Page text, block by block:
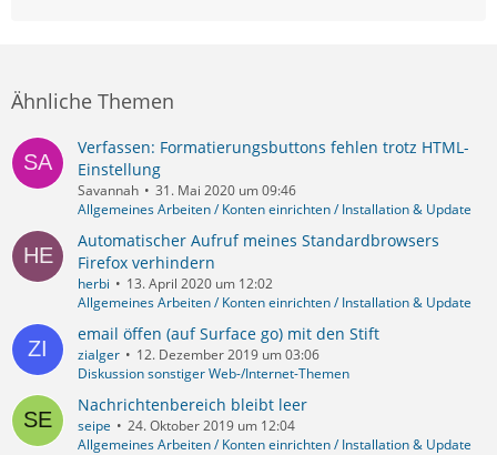
Ähnliche Themen
Verfassen: Formatierungsbuttons fehlen trotz HTML-
Einstellung
Savannah
31. Mai 2020 um 09:46
Allgemeines Arbeiten / Konten einrichten / Installation & Update
Automatischer Aufruf meines Standardbrowsers
Firefox verhindern
herbi
13. April 2020 um 12:02
Allgemeines Arbeiten / Konten einrichten / Installation & Update
email öffen (auf Surface go) mit den Stift
zialger
12. Dezember 2019 um 03:06
Diskussion sonstiger Web-/Internet-Themen
Nachrichtenbereich bleibt leer
seipe
24. Oktober 2019 um 12:04
Allgemeines Arbeiten / Konten einrichten / Installation & Update